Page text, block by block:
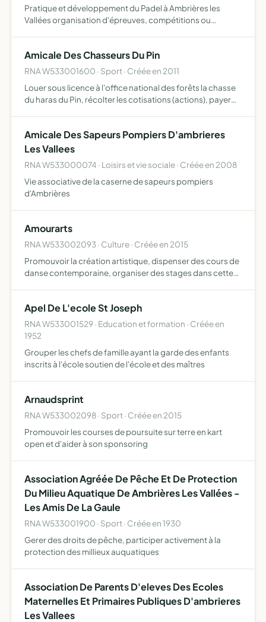
Pratique et développement du Padel à Ambrières les
Vallées organisation d'épreuves, compétitions ou
Amicale Des Chasseurs Du Pin
RNA W533001600 · Sport · Créée en 2011
Louer sous licence à l'office national des forêts la chasse
du haras du Pin, récolter les cotisations (actions), payer
Amicale Des Sapeurs Pompiers D'ambrieres
Les Vallees
RNA W533000074 · Loisirs et vie sociale · Créée en 2008
Vie associative de la caserne de sapeurs pompiers
d'Ambrières
Amourarts
RNA W533002093 · Culture · Créée en 2015
Promouvoir la création artistique, dispenser des cours de
danse contemporaine, organiser des stages dans cette
Apel De L'ecole St Joseph
RNA W533001529 · Education et formation · Créée en
1952
Grouper les chefs de famille ayant la garde des enfants
inscrits à l'école soutien de l'école et des maîtres
Arnaudsprint
RNA W533002098 · Sport · Créée en 2015
Promouvoir les courses de poursuite sur terre en kart
open et d'aider à son sponsoring
Association Agréée De Pêche Et De Protection
Du Milieu Aquatique De Ambrières Les Vallées -
Les Amis De La Gaule
RNA W533001900 · Sport · Créée en 1930
Gerer des droits de pêche, participer activement à la
protection des millieux auquatiques
Association De Parents D'eleves Des Ecoles
Maternelles Et Primaires Publiques D'ambrieres
Les Vallees